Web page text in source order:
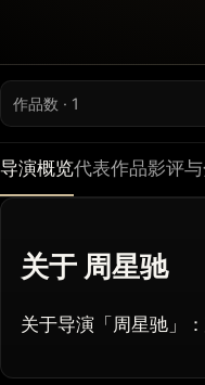
作品数 · 1
导演概览代表作品影评
关于 周星驰
关于导演「周星驰」